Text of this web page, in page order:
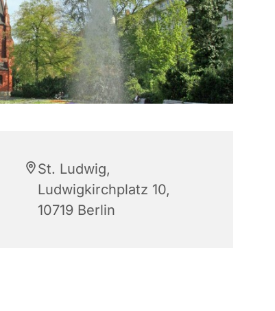
St. Ludwig,
Ludwigkirchplatz 10,
10719 Berlin